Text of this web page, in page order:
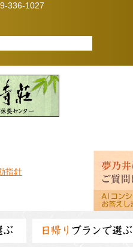
336-1027
ぶ 日帰り プランで選ぶ
指針